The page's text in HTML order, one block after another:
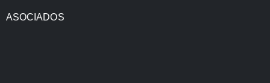
ASOCIADOS